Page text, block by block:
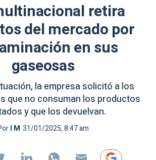
retira
del mercado por
en sus
gaseosas
la empresa solicitó a los
que no consuman los productos
y que los devuelvan.
I M 31/01/2025, 8:47 am